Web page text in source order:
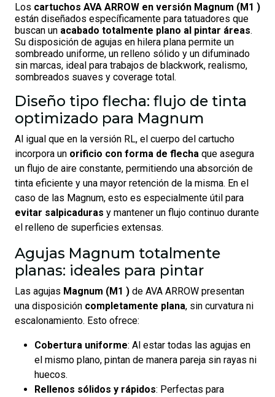
Los cartuchos AVA ARROW en versión Magnum (M1 )
están diseñados específicamente para tatuadores que
buscan un acabado totalmente plano al pintar áreas.
Su disposición de agujas en hilera plana permite un
sombreado uniforme, un relleno sólido y un difuminado
sin marcas, ideal para trabajos de blackwork, realismo,
sombreados suaves y coverage total.
Diseño tipo flecha: flujo de tinta
optimizado para Magnum
Al igual que en la versión RL, el cuerpo del cartucho
incorpora un orificio con forma de flecha que asegura
un flujo de aire constante, permitiendo una absorción de
tinta eficiente y una mayor retención de la misma. En el
caso de las Magnum, esto es especialmente útil para
evitar salpicaduras y mantener un flujo continuo durante
el relleno de superficies extensas.
Agujas Magnum totalmente
planas: ideales para pintar
Las agujas Magnum (M1 ) de AVA ARROW presentan
una disposición completamente plana, sin curvatura ni
escalonamiento. Esto ofrece:
Cobertura uniforme: Al estar todas las agujas en
el mismo plano, pintan de manera pareja sin rayas ni
huecos.
Rellenos sólidos y rápidos: Perfectas para